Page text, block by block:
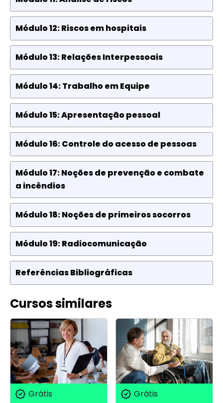
Módulo 12: Riscos em hospitais
Módulo 13: Relações Interpessoais
Módulo 14: Trabalho em Equipe
Módulo 15: Apresentação pessoal
Módulo 16: Controle do acesso de pessoas
Módulo 17: Noções de prevenção e combate
a incêndios
Módulo 18: Noções de primeiros socorros
Módulo 19: Radiocomunicação
Referências Bibliográficas
Cursos similares
Grátis Grátis